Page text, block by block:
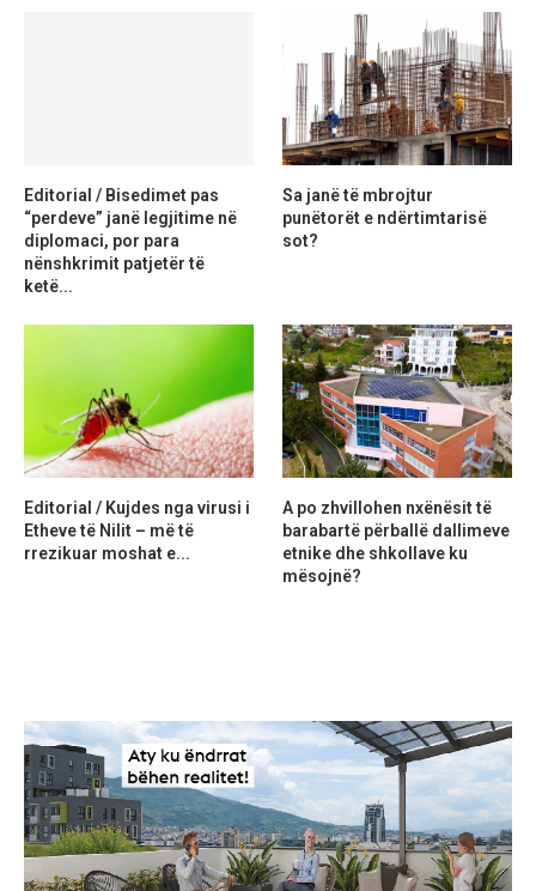
Editorial / Bisedimet pas
“perdeve” janë legjitime në
diplomaci, por para
nënshkrimit patjetër të
ketë...
Sa janë të mbrojtur
punëtorët e ndërtimtarisë
sot?
Editorial / Kujdes nga virusi i
Etheve të Nilit – më të
rrezikuar moshat e...
A po zhvillohen nxënësit të
barabartë përballë dallimeve
etnike dhe shkollave ku
mësojnë?